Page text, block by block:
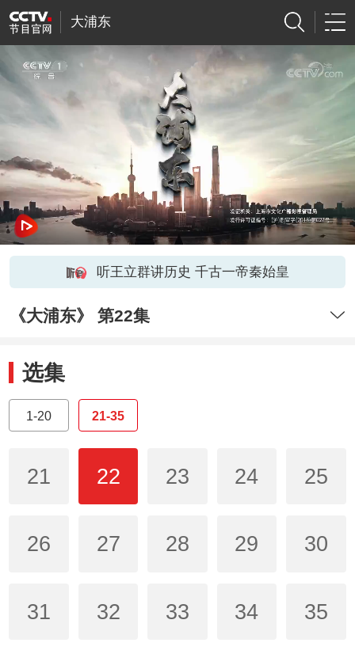
大浦东
听王立群讲历史 千古一帝秦始皇
《大浦东》 第22集
选集
1-20 21-35
21 22 23 24 25
26 27 28 29 30
31 32 33 34 35